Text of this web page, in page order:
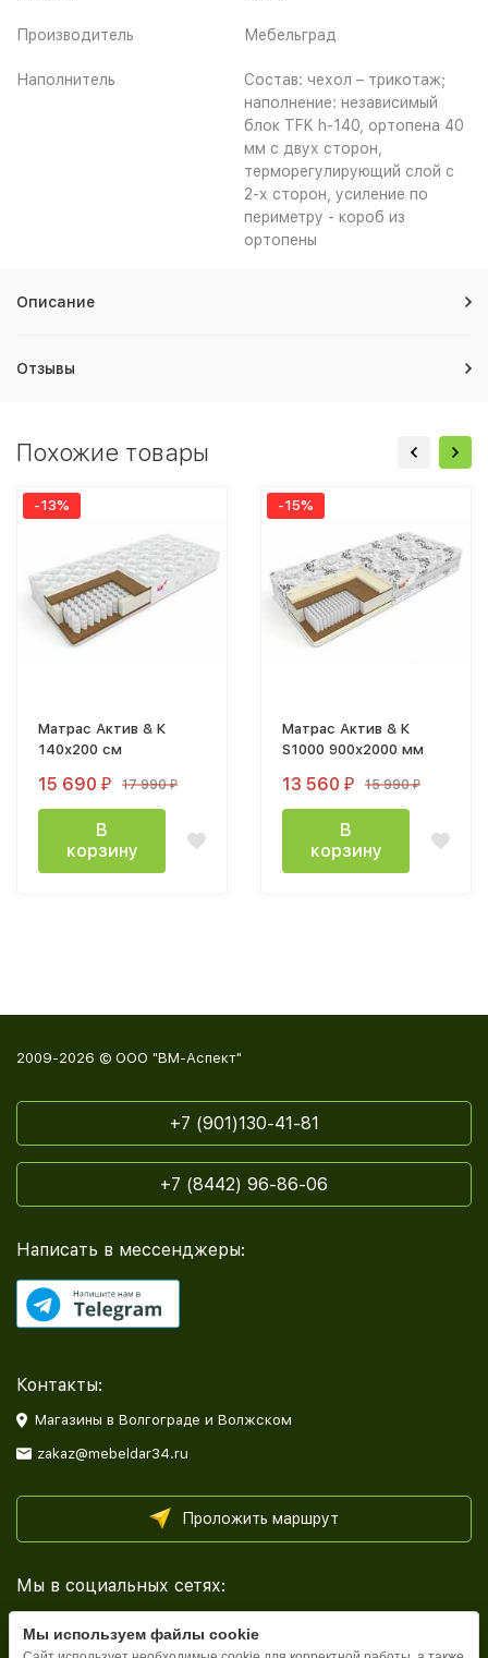
Производитель Мебельград
Наполнитель
Состав: чехол – трикотаж;
наполнение: независимый
блок TFK h-140, ортопена 40
мм с двух сторон,
терморегулирующий слой с
2-х сторон, усиление по
периметру - короб из
ортопены
Описание
Отзывы
Похожие товары
-13%
Матрас Актив & К
140х200 см
15 690 ₽ 17 990₽
В
корзину
-15%
Матрас Актив & К
S1000 900х2000 мм
13 560 ₽ 15 990₽
В
корзину
2009-2026 © ООО "ВМ-Аспект"
+7 (901)130-41-81
+7 (8442) 96-86-06
Написать в мессенджеры:
Контакты:
Магазины в Волгограде и Волжском
zakaz@mebeldar34.ru
Проложить маршрут
Мы в социальных сетях:
Мы используем файлы cookie